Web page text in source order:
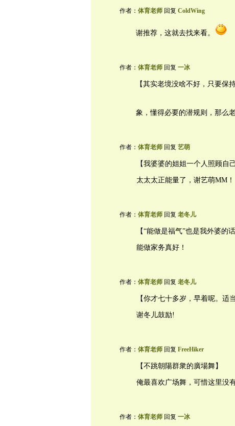
作者： 体育老师回复 ColdWing
谢推荐，这就去找来看。
作者： 体育老师回复 一冰
【其实老境没啥不好，只要保
象，懂得必要的潜规则，那么
作者： 体育老师回复 艺萌
【我婆婆的姐姐一个人照顾自
太太太正能量了，谢艺萌MM！
作者： 体育老师回复 老冬儿
【“能做是福气”也是我外婆的
能做家务真好！
作者： 体育老师回复 老冬儿
【你才七十多岁，早着呢。适
谢冬儿鼓励!
作者： 体育老师回复 FreeHiker
【不跳朝陽群衆的廣場舞】
俺最喜欢广场舞，可惜这里没有
作者： 体育老师回复 一冰